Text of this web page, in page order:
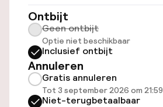
Lift
Zwemmen & wellness
Massage
Ontbijt
Geen ontbijt
Optie niet beschikbaar
Inclusief ontbijt
Annuleren
Gratis annuleren
Tot 3 september 2026 om 21:59
Niet-terugbetaalbaar